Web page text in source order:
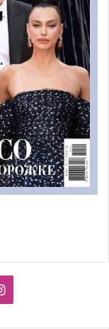
что
но Монте-
— добавил
Instagram